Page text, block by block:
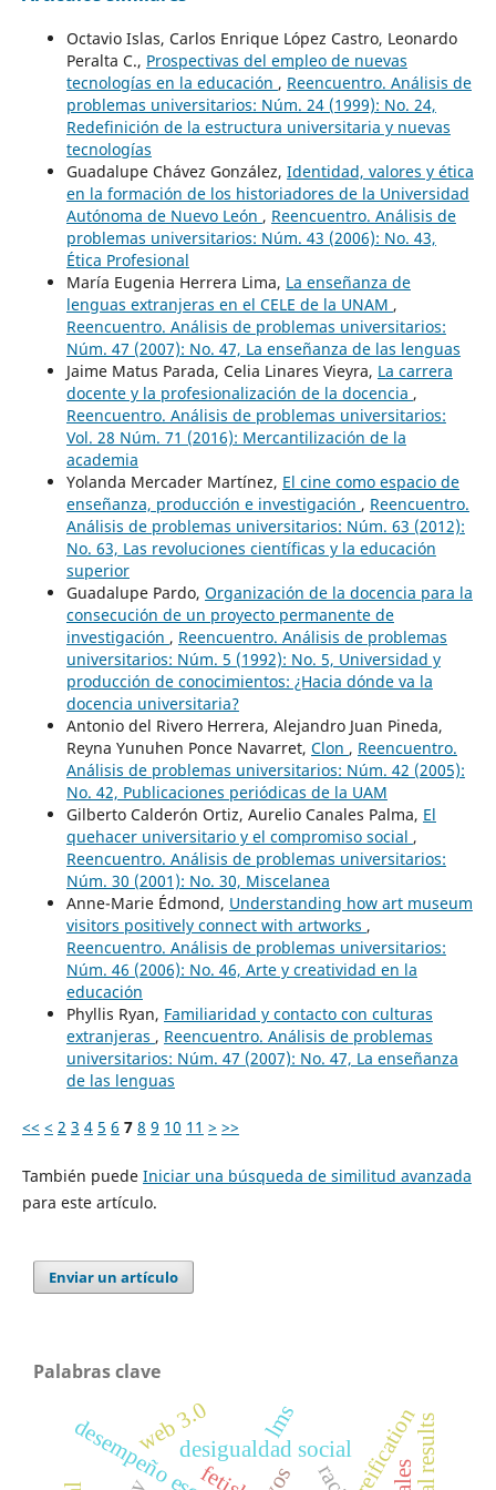
Octavio Islas, Carlos Enrique López Castro, Leonardo
Peralta C., Prospectivas del empleo de nuevas
tecnologías en la educación , Reencuentro. Análisis de
problemas universitarios: Núm. 24 (1999): No. 24,
Redefinición de la estructura universitaria y nuevas
tecnologías
Guadalupe Chávez González, Identidad, valores y ética
en la formación de los historiadores de la Universidad
Autónoma de Nuevo León , Reencuentro. Análisis de
problemas universitarios: Núm. 43 (2006): No. 43,
Ética Profesional
María Eugenia Herrera Lima, La enseñanza de
lenguas extranjeras en el CELE de la UNAM ,
Reencuentro. Análisis de problemas universitarios:
Núm. 47 (2007): No. 47, La enseñanza de las lenguas
Jaime Matus Parada, Celia Linares Vieyra, La carrera
docente y la profesionalización de la docencia ,
Reencuentro. Análisis de problemas universitarios:
Vol. 28 Núm. 71 (2016): Mercantilización de la
academia
Yolanda Mercader Martínez, El cine como espacio de
enseñanza, producción e investigación , Reencuentro.
Análisis de problemas universitarios: Núm. 63 (2012):
No. 63, Las revoluciones científicas y la educación
superior
Guadalupe Pardo, Organización de la docencia para la
consecución de un proyecto permanente de
investigación , Reencuentro. Análisis de problemas
universitarios: Núm. 5 (1992): No. 5, Universidad y
producción de conocimientos: ¿Hacia dónde va la
docencia universitaria?
Antonio del Rivero Herrera, Alejandro Juan Pineda,
Reyna Yunuhen Ponce Navarret, Clon , Reencuentro.
Análisis de problemas universitarios: Núm. 42 (2005):
No. 42, Publicaciones periódicas de la UAM
Gilberto Calderón Ortiz, Aurelio Canales Palma, El
quehacer universitario y el compromiso social ,
Reencuentro. Análisis de problemas universitarios:
Núm. 30 (2001): No. 30, Miscelanea
Anne-Marie Édmond, Understanding how art museum
visitors positively connect with artworks ,
Reencuentro. Análisis de problemas universitarios:
Núm. 46 (2006): No. 46, Arte y creatividad en la
educación
Phyllis Ryan, Familiaridad y contacto con culturas
extranjeras , Reencuentro. Análisis de problemas
universitarios: Núm. 47 (2007): No. 47, La enseñanza
de las lenguas
<< < 2 3 4 5 6 7 8 9 10 11 > >>
También puede Iniciar una búsqueda de similitud avanzada
para este artículo.
Enviar un artículo
Palabras clave
desigualdad socialreification
lms
web 3.0